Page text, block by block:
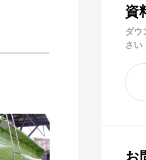
資
ダウ
さい
お